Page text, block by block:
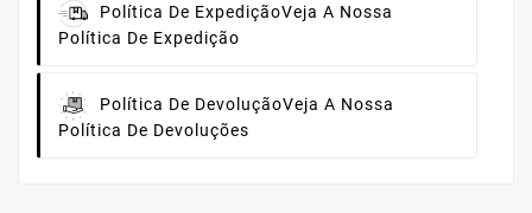
Política De ExpediçãoVeja A Nossa
Política De Expedição
Política De DevoluçãoVeja A Nossa
Política De Devoluções